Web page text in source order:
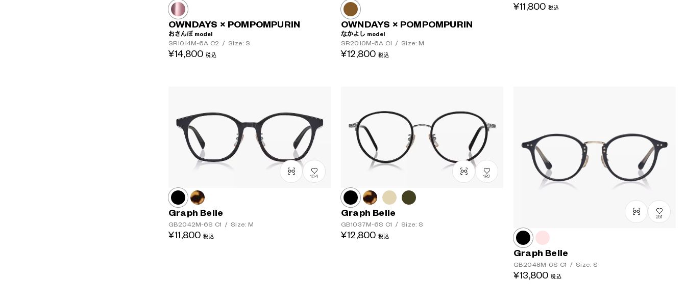
OWNDAYS × POMPOMPURIN
おさんぽ model
SR1014M-6A C2 / Size: S
¥14,800 税込
OWNDAYS × POMPOMPURIN
なかよし model
SR2010M-6A C1 / Size: M
¥12,800 税込
¥11,800 税込
104
Graph Belle
GB2042M-6S C1 / Size: M
¥11,800 税込
182
Graph Belle
GB1037M-6S C1 / Size: S
¥12,800 税込
251
Graph Belle
GB2048M-6S C1 / Size: S
¥13,800 税込